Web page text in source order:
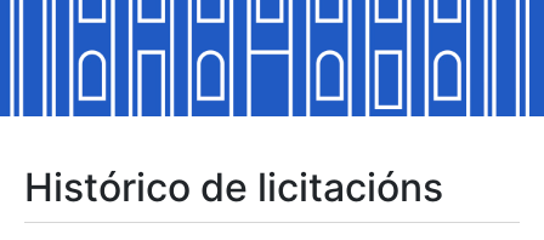
Mostrar/Ocultar
Mostrar/Ocultar
Mostrar/Ocultar
Histórico de licitacións